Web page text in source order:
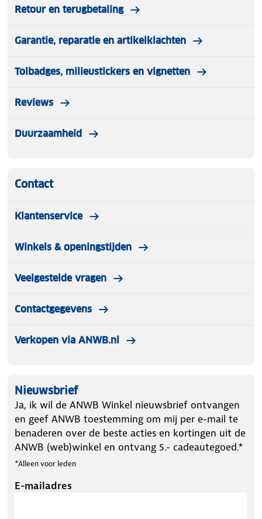
Retour en terugbetaling
Garantie, reparatie en artikelklachten
Tolbadges, milieustickers en vignetten
Reviews
Duurzaamheid
Contact
Klantenservice
Winkels & openingstijden
Veelgestelde vragen
Contactgegevens
Verkopen via ANWB.nl
Nieuwsbrief
Ja, ik wil de ANWB Winkel nieuwsbrief ontvangen
en geef ANWB toestemming om mij per e-mail te
benaderen over de beste acties en kortingen uit de
ANWB (web)winkel en ontvang 5.- cadeautegoed.*
*Alleen voor leden
E-mailadres